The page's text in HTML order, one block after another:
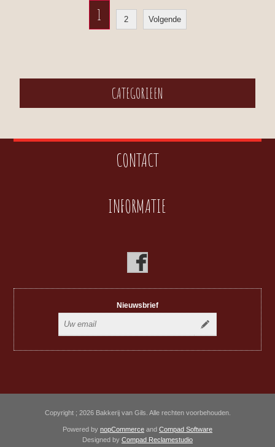
1 2 Volgende
CATEGORIEEN
CONTACT
INFORMATIE
Nieuwsbrief
Copyright ; 2026 Bakkerij van Gils. Alle rechten voorbehouden.
Powered by nopCommerce and Compad Software
Designed by Compad Reclamestudio